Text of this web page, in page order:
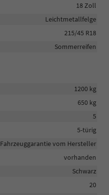
18 Zoll
Leichtmetallfelge
215/45 R18
Sommerreifen
1200 kg
650 kg
5
5-türig
Fahrzeuggarantie vom Hersteller
vorhanden
Schwarz
20